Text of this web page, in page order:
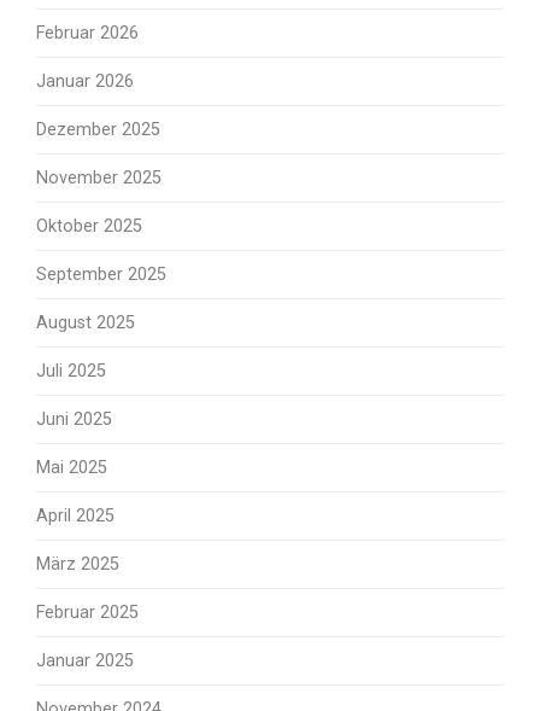
Februar 2026
Januar 2026
Dezember 2025
November 2025
Oktober 2025
September 2025
August 2025
Juli 2025
Juni 2025
Mai 2025
April 2025
März 2025
Februar 2025
Januar 2025